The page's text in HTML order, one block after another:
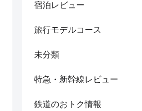
宿泊レビュー
旅行モデルコース
未分類
特急・新幹線レビュー
鉄道のおトク情報